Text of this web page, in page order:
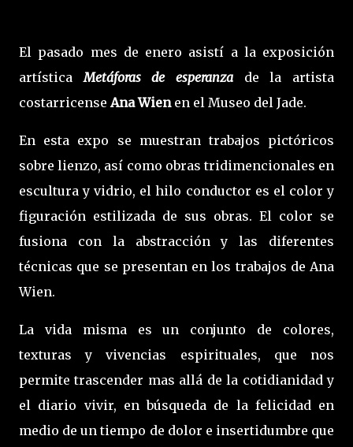
El pasado mes de enero asistí a la exposición
artísticaMetáforas de esperanza de la artista
costarricenseAna Wienen el Museo del Jade.
En esta expo se muestran trabajos pictóricos
sobre lienzo, así como obras tridimencionales en
escultura y vidrio, el hilo conductor es el color y
figuración estilizada de sus obras. El color se
fusiona con la abstracción y las diferentes
técnicas que se presentan en los trabajos de Ana
Wien.
La vida misma es un conjunto de colores,
texturas y vivencias espirituales, que nos
permite trascender mas allá de la cotidianidad y
el diario vivir, en búsqueda de la felicidad en
medio de un tiempo de dolor e insertidumbre que